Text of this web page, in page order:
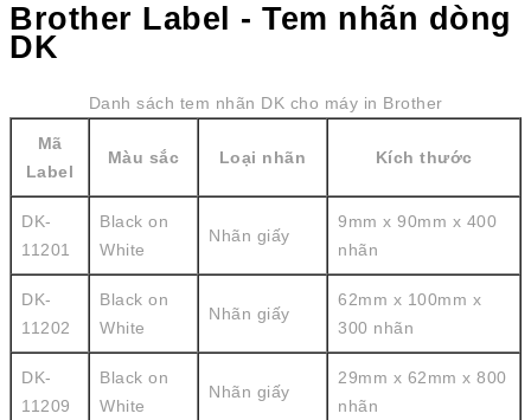
Brother Label - Tem nhãn dòng
DK
Danh sách tem nhãn DK cho máy in Brother
Mã
Label
Màu sắc Loại nhãn Kích thước
DK-
11201
Black on
White
Nhãn giấy
9mm x 90mm x 400
nhãn
DK-
11202
Black on
White
Nhãn giấy
62mm x 100mm x
300 nhãn
DK-
11209
Black on
White
Nhãn giấy
29mm x 62mm x 800
nhãn